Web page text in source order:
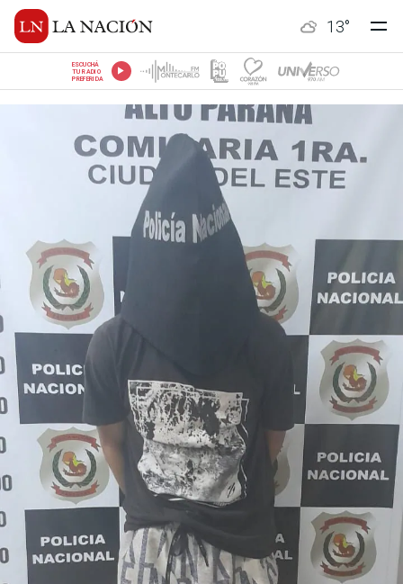
13°
ESCUCHÁ
TU RADIO
PREFERIDA